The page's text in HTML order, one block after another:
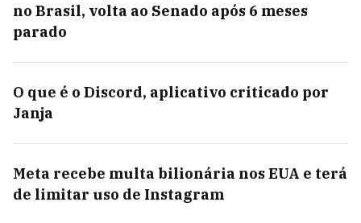
no Brasil, volta ao Senado após 6 meses
parado
O que é o Discord, aplicativo criticado por
Janja
Meta recebe multa bilionária nos EUA e terá
de limitar uso de Instagram